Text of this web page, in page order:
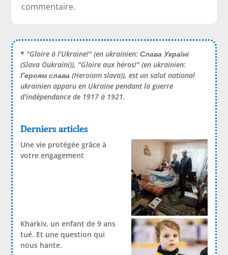
commentaire.
* "Gloire à l'Ukraine!" (en ukrainien:Слава Україні
(Slava Oukraïni)), "Gloire aux héros!" (en ukrainien:
Героям слава (Heroiam slava)), est un salut national
ukrainien apparu en Ukraine pendant la guerre
d'indépendance de 1917 à 1921.
Derniers articles
Une vie protégée grâce à
votre engagement
Kharkiv, un enfant de 9 ans
tué. Et une question qui
nous hante.